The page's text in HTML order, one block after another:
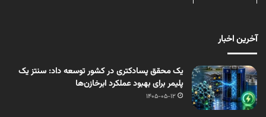
آخرین اخبار
یک محقق پسادکتری در کشور توسعه داد: سنتز یک
پلیمر برای بهبود عملکرد ابرخازن‌ها
1405-05-12